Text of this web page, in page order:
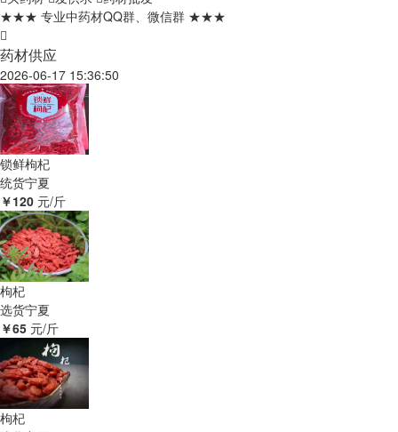
★★★ 专业中药材QQ群、微信群 ★★★
药材供应
2026-06-17 15:36:50
‌锁鲜枸杞
统货宁夏
￥120 元/斤
枸杞
选货宁夏
￥65 元/斤
枸杞